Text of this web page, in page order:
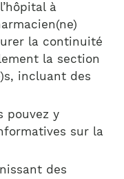
à
la continuité
la section
incluant des
pouvez y
sur la
des